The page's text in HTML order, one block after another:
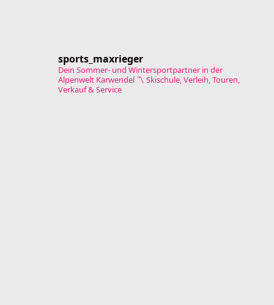
sports_maxrieger
Dein Sommer- und Wintersportpartner in der
Alpenwelt Karwendel〽️ Skischule, Verleih, Touren,
Verkauf & Service